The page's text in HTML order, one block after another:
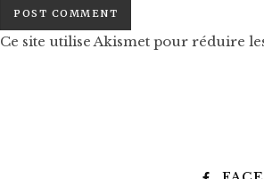
Ce site utilise Akismet pour réduire